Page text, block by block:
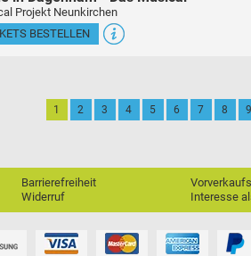
Projekt Neunkirchen
BESTELLEN
1 2 3 4 5 6 7 8 9
Barrierefreiheit
Widerruf
Interesse